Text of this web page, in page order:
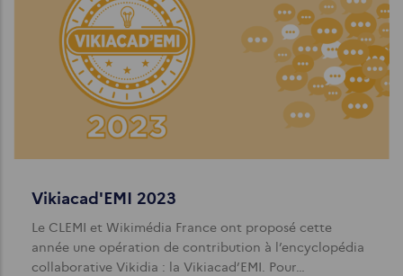
Vikiacad'EMI 2023
Le CLEMI et Wikimédia France ont proposé cette
année une opération de contribution à l’encyclopédia
collaborative Vikidia : la Vikiacad’EMI. Pour…